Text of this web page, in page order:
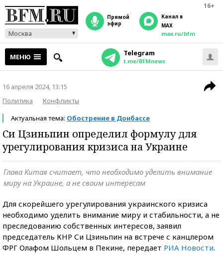
16+
Москва
прямой
эфир
Канал в
MAX
max.ru/bfm
МЕНЮ Telegram
t.me/BFMnews
16 апреля 2024, 13:15
Политика
Конфликты
Актуальная тема: Обострение в Донбассе
Си Цзиньпин определил формулу для
урегулирования кризиса на Украине
Глава Китая считает, что необходимо уделить внимание
миру на Украине, а не своим интересам
Для скорейшего урегулирования украинского кризиса
необходимо уделить внимание миру и стабильности, а не
преследованию собственных интересов, заявил
председатель КНР Си Цзиньпин на встрече с канцлером
ФРГ Олафом Шольцем в Пекине, передает РИА Новости.